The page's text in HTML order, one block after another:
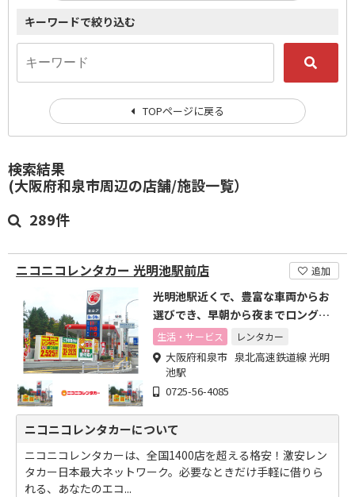
検索結果
(大阪府和泉市周辺の店舗/施設一覧）
289件
ニコニコレンタカー 光明池駅前店 追加
光明池駅近くで、豊富な車両からお
選びでき、早朝から夜までロング営
業なのでとても便利
生活・サービス レンタカー
大阪府和泉市 泉北高速鉄道線 光明
池駅
0725-56-4085
ニコニコレンタカーについて
ニコニコレンタカーは、全国1400店を超える格安！激安レン
タカー日本最大ネットワーク。必要なときだけ手軽に借りら
れる、あなたのエコ...
キーワードで絞り込む
TOPページに戻る